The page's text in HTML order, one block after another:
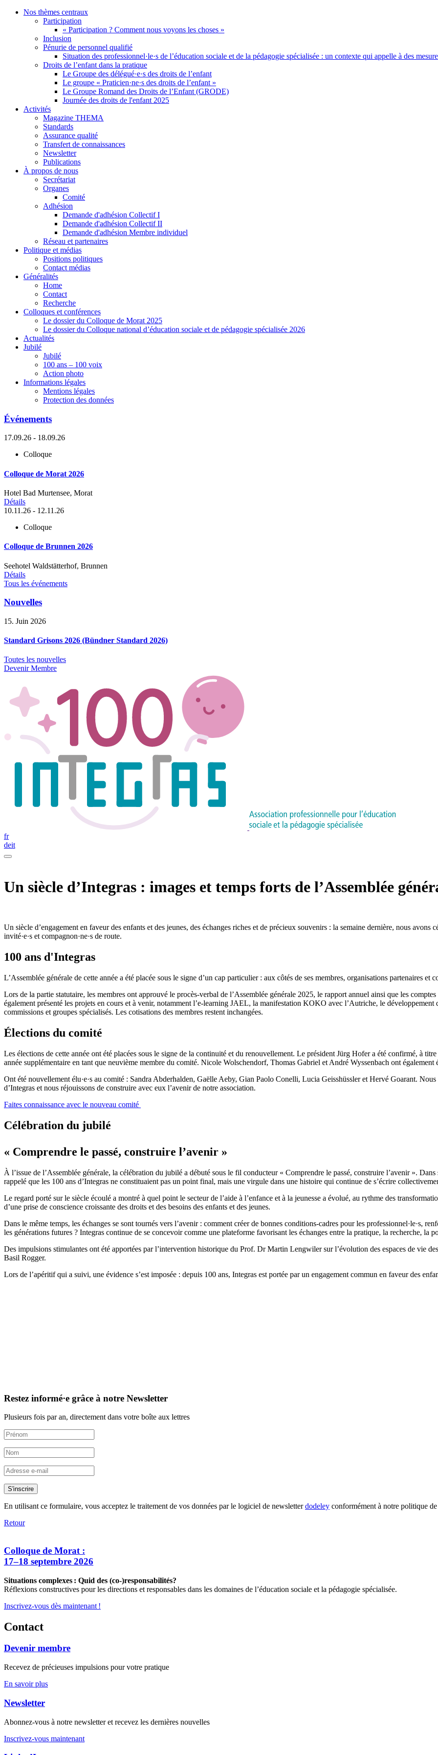
Nos thèmes centraux
Participation
« Participation ? Comment nous voyons les choses »
Inclusion
Pénurie de personnel qualifié
Situation des professionnel·le·s de l’éducation sociale et de la pédagogie spécialisée : un contexte qui appelle à des
Droits de l’enfant dans la pratique
Le Groupe des délégué·e·s des droits de l’enfant
Le groupe « Praticien·ne·s des droits de l’enfant »
Le Groupe Romand des Droits de l’Enfant (GRODE)
Journée des droits de l'enfant 2025
Activités
Magazine THEMA
Standards
Assurance qualité
Transfert de connaissances
Newsletter
Publications
À propos de nous
Secrétariat
Organes
Comité
Adhésion
Demande d'adhésion Collectif I
Demande d'adhésion Collectif II
Demande d'adhésion Membre individuel
Réseau et partenaires
Politique et médias
Positions politiques
Contact médias
Généralités
Home
Contact
Recherche
Colloques et conférences
Le dossier du Colloque de Morat 2025
Le dossier du Colloque national d’éducation sociale et de pédagogie spécialisée 2026
Actualités
Jubilé
Jubilé
100 ans – 100 voix
Action photo
Informations légales
Mentions légales
Protection des données
Événements
17.09.26 - 18.09.26
Colloque
Colloque de Morat 2026
Hotel Bad Murtensee, Morat
Détails
10.11.26 - 12.11.26
Colloque
Colloque de Brunnen 2026
Seehotel Waldstätterhof, Brunnen
Détails
Tous les événements
Nouvelles
15. Juin 2026
Standard Grisons 2026 (Bündner Standard 2026)
Toutes les nouvelles
Devenir Membre
fr
deit
Un siècle d’Integras : images et temps forts de l’Assemblée
Un siècle d’engagement en faveur des enfants et des jeunes, des échanges riches et de précieux souvenirs : la semaine dernière, nous avons
invité·e·s et compagnon·ne·s de route.
100 ans d'Integras
L’Assemblée générale de cette année a été placée sous le signe d’un cap particulier : aux côtés de ses membres, organisations partenaires et
Lors de la partie statutaire, les membres ont approuvé le procès-verbal de l’Assemblée générale 2025, le rapport annuel ainsi que les
également présenté les projets en cours et à venir, notamment l’e-learning JAEL, la manifestation KOKO avec l’Autriche, le
commissions et groupes spécialisés. Les cotisations des membres restent inchangées.
Élections du comité
Les élections de cette année ont été placées sous le signe de la continuité et du renouvellement. Le président Jürg Hofer a été confirmé, à
année supplémentaire en tant que neuvième membre du comité. Nicole Wolschendorf, Thomas Gabriel et André Wyssenbach ont également
Ont été nouvellement élu·e·s au comité : Sandra Abderhalden, Gaëlle Aeby, Gian Paolo Conelli, Lucia Geisshüssler et Hervé Goarant.
d’Integras et nous réjouissons de construire avec eux l’avenir de notre association.
Faites connaissance avec le nouveau comité
Célébration du jubilé
« Comprendre le passé, construire l’avenir »
À l’issue de l’Assemblée générale, la célébration du jubilé a débuté sous le fil conducteur « Comprendre le passé, construire l’avenir ».
rappelé que les 100 ans d’Integras ne constituaient pas un point final, mais une virgule dans une histoire qui continue de s’écrire
Le regard porté sur le siècle écoulé a montré à quel point le secteur de l’aide à l’enfance et à la jeunesse a évolué, au rythme des
d’une prise de conscience croissante des droits et des besoins des enfants et des jeunes.
Dans le même temps, les échanges se sont tournés vers l’avenir : comment créer de bonnes conditions-cadres pour les professionnel·le·s,
les générations futures ? Integras continue de se concevoir comme une plateforme favorisant les échanges entre la pratique, la recherche, la
Des impulsions stimulantes ont été apportées par l’intervention historique du Prof. Dr Martin Lengwiler sur l’évolution des espaces de vie
Basil Rogger.
Lors de l’apéritif qui a suivi, une évidence s’est imposée : depuis 100 ans, Integras est portée par un engagement commun en faveur des
Restez informé·e grâce à notre Newsletter
Plusieurs fois par an, directement dans votre boîte aux lettres
S'inscrire
En utilisant ce formulaire, vous acceptez le traitement de vos données par le logiciel de newsletterdodeley conformément à notre politique
Retour
Colloque de Morat :
17–18 septembre 2026
Situations complexes : Quid des (co-)responsabilités?
Réflexions constructives pour les directions et responsables dans les domaines de l’éducation sociale et la pédagogie spécialisée.
Inscrivez-vous dès maintenant !
Contact
Devenir membre
Recevez de précieuses impulsions pour votre pratique
En savoir plus
Newsletter
Abonnez-vous à notre newsletter et recevez les dernières nouvelles
Inscrivez-vous maintenant